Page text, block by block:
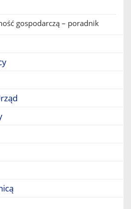
gospodarczą – poradnik